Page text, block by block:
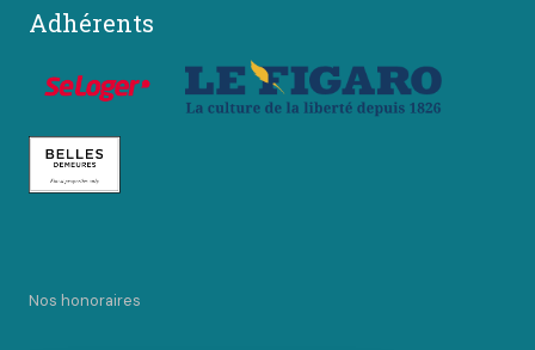
Adhérents
Nos honoraires